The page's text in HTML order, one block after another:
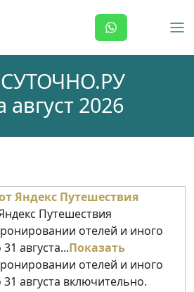
август 2026
Путешествия
отелей и иного
августа...Показать
отелей и иного
августа включительно.